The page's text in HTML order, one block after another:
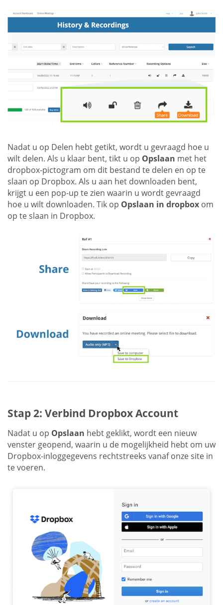
Nadat u op Delen hebt getikt, wordt u gevraagd hoe u
wilt delen. Als u klaar bent, tikt u op Opslaan met het
dropbox-pictogram om dit bestand te delen en op te
slaan op Dropbox. Als u aan het downloaden bent,
krijgt u een pop-up te zien waarin u wordt gevraagd
hoe u wilt downloaden. Tik op Opslaan in dropbox om
op te slaan in Dropbox.
Stap 2: Verbind Dropbox Account
Nadat u op Opslaan hebt geklikt, wordt een nieuw
venster geopend, waarin u de mogelijkheid hebt om uw
Dropbox-inloggegevens rechtstreeks vanaf onze site in
te voeren.